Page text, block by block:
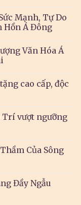
Mạnh, Tự Do
Hồn Á Đông
Văn Hóa Á
cao cấp, độc
Trí vượt ngưỡng
Của Sông
Đầy Ngẫu